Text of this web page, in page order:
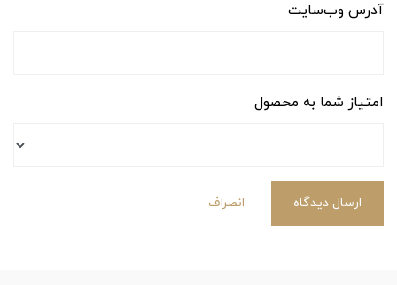
آدرس وب‌سایت
امتیاز شما به محصول
ارسال دیدگاه انصراف